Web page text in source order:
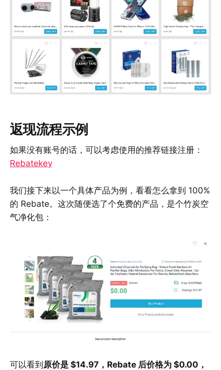
返现流程示例
如果没有账号的话，可以考虑使用的推荐链接注册：
Rebatekey
我们接下来以一个具体产品为例，看看怎么拿到 100%
的 Rebate。这次随便选了个免费的产品，是个竹炭空
气净化包：
可以看到原价是 $14.97，Rebate 后价格为 $0.00，